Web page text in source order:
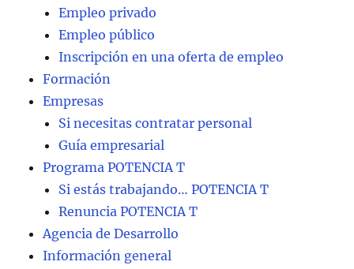
Empleo privado
Empleo público
Inscripción en una oferta de empleo
Formación
Empresas
Si necesitas contratar personal
Guía empresarial
Programa POTENCIA T
Si estás trabajando… POTENCIA T
Renuncia POTENCIA T
Agencia de Desarrollo
Información general